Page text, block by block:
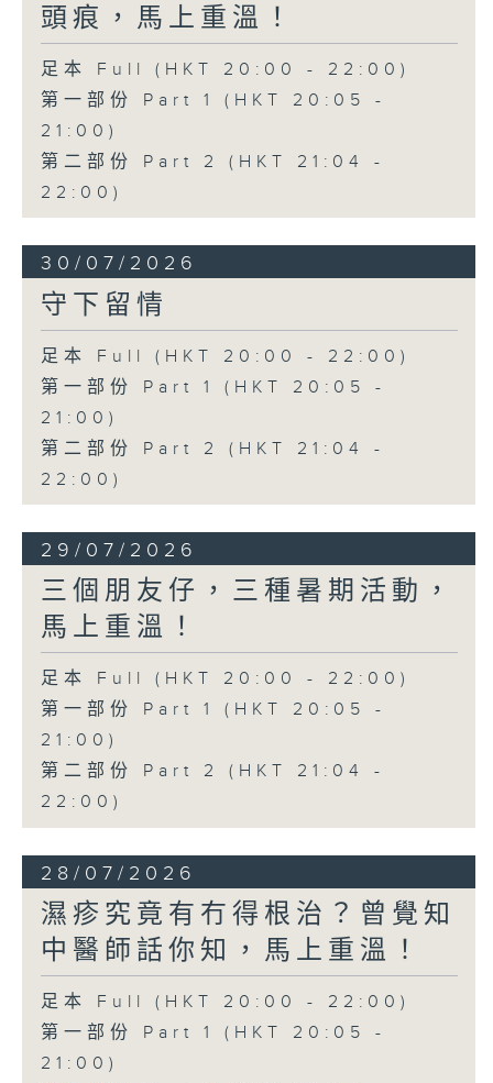
頭痕，馬上重溫！
足本 Full (HKT 20:00 - 22:00)
第一部份 Part 1 (HKT 20:05 -
21:00)
第二部份 Part 2 (HKT 21:04 -
22:00)
30/07/2026
守下留情
足本 Full (HKT 20:00 - 22:00)
第一部份 Part 1 (HKT 20:05 -
21:00)
第二部份 Part 2 (HKT 21:04 -
22:00)
29/07/2026
三個朋友仔，三種暑期活動，
馬上重溫！
足本 Full (HKT 20:00 - 22:00)
第一部份 Part 1 (HKT 20:05 -
21:00)
第二部份 Part 2 (HKT 21:04 -
22:00)
28/07/2026
濕疹究竟有冇得根治？曾覺知
中醫師話你知，馬上重溫！
足本 Full (HKT 20:00 - 22:00)
第一部份 Part 1 (HKT 20:05 -
21:00)